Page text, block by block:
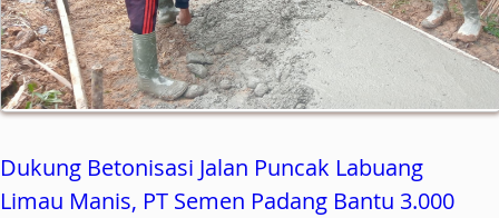
Dukung Betonisasi Jalan Puncak Labuang
Limau Manis, PT Semen Padang Bantu 3.000